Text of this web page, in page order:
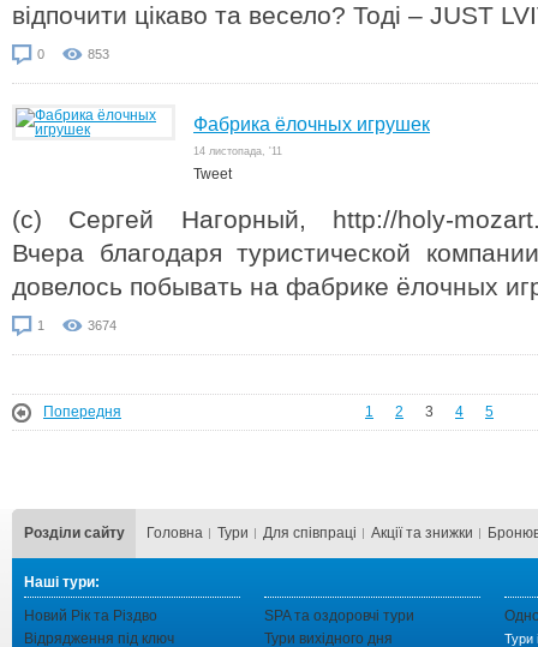
відпочити цікаво та весело? Тоді – JUST
0 853
Фабрика ёлочных игрушек
14 листопада, '11
Tweet
(с) Сергей Нагорный, http://holy-
Вчера благодаря туристической
довелось побывать на фабрике ёлочных
1 3674
Попередня 1 2 3 4 5
Розділи сайту Головна Тури Для cпівпраці Акції та знижки
Наші тури:
Новий Рік та Різдво
Відрядження під ключ
SPA та оздоровчі тури
Тури вихідного дня
Тури